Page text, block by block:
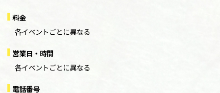
料金
各イベントごとに異なる
営業日・時間
各イベントごとに異なる
電話番号